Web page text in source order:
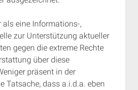
eine Informations-,
zur Unterstützung aktueller
gegen die extreme Rechte
über diese
präsent in der
Tatsache, dass a.i.d.a. eben